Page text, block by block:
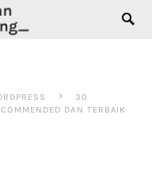
30
DAN TERBAIK